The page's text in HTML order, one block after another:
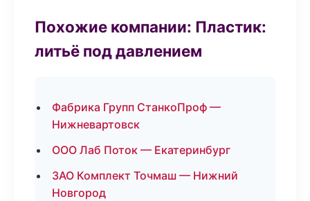
Похожие компании: Пластик:
литьё под давлением
Фабрика Групп СтанкоПроф —
Нижневартовск
ООО Лаб Поток — Екатеринбург
ЗАО Комплект Точмаш — Нижний
Новгород